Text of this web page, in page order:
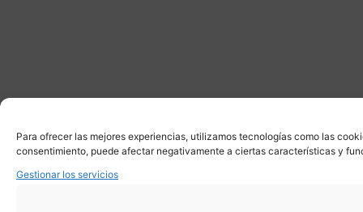
Para ofrecer las mejores experiencias, utilizamos tecnologías como las
consentimiento, puede afectar negativamente a ciertas características y
Gestionar los servicios